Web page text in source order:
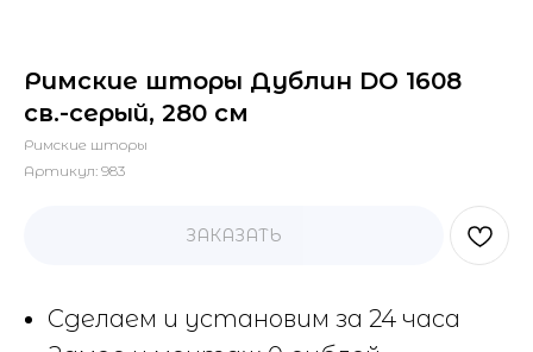
Римские шторы Дублин DO 1608
св.-серый, 280 см
Римские шторы
Артикул: 983
ЗАКАЗАТЬ
Сделаем и установим за 24 часа